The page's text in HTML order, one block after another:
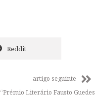
Reddit
artigo seguinte
Literário Fausto Guedes